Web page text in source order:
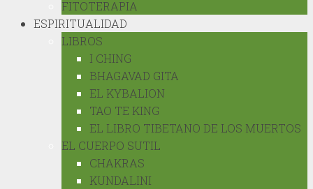
FITOTERAPIA
ESPIRITUALIDAD
LIBROS
I CHING
BHAGAVAD GITA
EL KYBALION
TAO TE KING
EL LIBRO TIBETANO DE LOS MUERTOS
EL CUERPO SUTIL
CHAKRAS
KUNDALINI